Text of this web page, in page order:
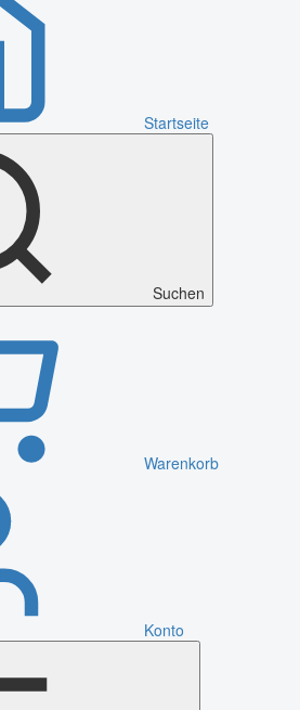
Startseite
Suchen
Warenkorb
Konto